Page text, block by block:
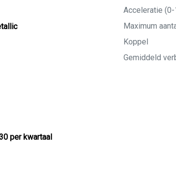
per kwartaal
Acceleratie
Maximum
Koppel
Gemiddeld